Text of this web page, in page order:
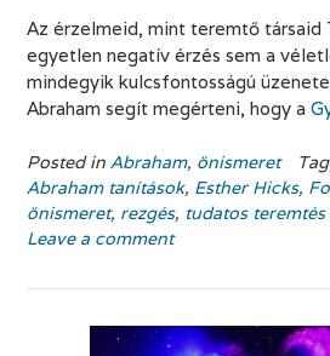
Az érzelmeid, mint teremtő társaid
egyetlen negatív érzés sem a
mindegyik kulcsfontosságú
Abraham segít megérteni, hogy a
Posted in Abraham, önismeret
Abraham tanítások, Esther Hicks,
önismeret, rezgés, tudatos teremtés
Leave a comment